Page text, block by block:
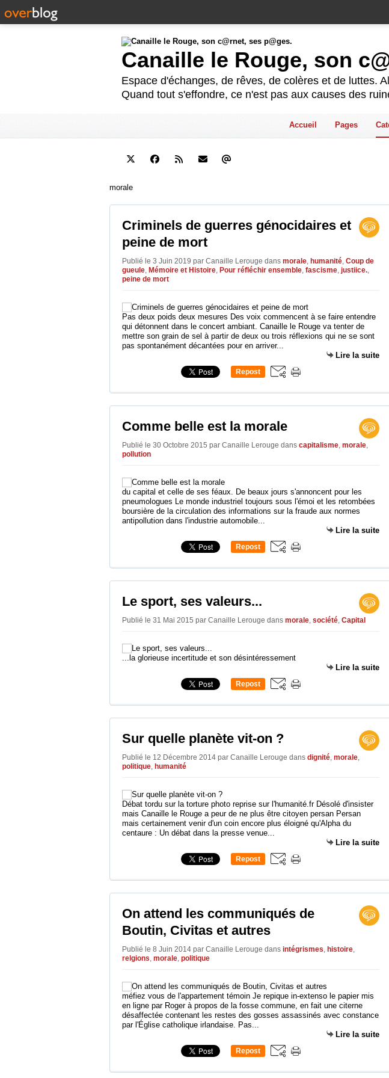
Canaille le Rouge, son
Espace d'échanges, de rêves, de colères et de luttes.
Quand tout s'effondre, ce n'est pas aux causes des
Accueil Pages
morale
Criminels de guerres génocidaires et
peine de mort
Publié le 3 Juin 2019 par Canaille Lerouge dans morale humanité Coup de
gueule Mémoire et Histoire Pour réfléchir ensemble fascisme justiice.
peine de mort
Pas deux poids deux mesures Des voix commencent à se faire entendre
qui détonnent dans le concert ambiant. Canaille le Rouge va tenter de
mettre son grain de sel à partir de deux ou trois réflexions qui ne se sont
pas spontanément décantées pour en arriver...
Lire la suite
Repost
Comme belle est la morale
Publié le 30 Octobre 2015 par Canaille Lerouge dans capitalisme morale
pollution
du capital et celle de ses féaux. De beaux jours s'annoncent pour les
pneumologues Le monde industriel toujours sous l'émoi et les retombées
boursière de la circulation des informations sur la fraude aux normes
antipollution dans l'industrie automobile...
Lire la suite
Repost
Le sport, ses valeurs...
Publié le 31 Mai 2015 par Canaille Lerouge dans morale société Capital
...la glorieuse incertitude et son désintéressement
Lire la suite
Repost
Sur quelle planète vit-on ?
Publié le 12 Décembre 2014 par Canaille Lerouge dans dignité morale
politique humanité
Débat tordu sur la torture photo reprise sur l'humanité.fr Désolé d'insister
mais Canaille le Rouge a peur de ne plus être citoyen persan Persan
mais certainement venir d'un coin encore plus éloigné qu'Alpha du
centaure : Un débat dans la presse venue...
Lire la suite
Repost
On attend les communiqués de
Boutin, Civitas et autres
Publié le 8 Juin 2014 par Canaille Lerouge dans intégrismes histoire
relgions morale politique
méfiez vous de l'appartement témoin Je repique in-extenso le papier mis
en ligne par Roger à propos de la fosse commune, en fait une citerne
désaffectée contenant les restes des gosses assassinés avec constance
par l'Église catholique irlandaise. Pas...
Lire la suite
Repost